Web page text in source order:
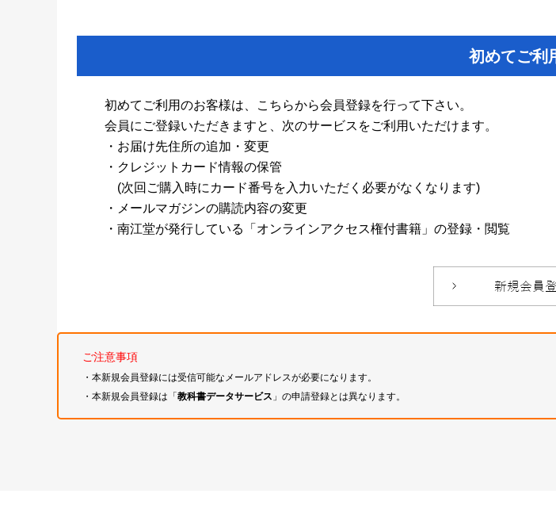
初めてご利
初めてご利用のお客様は、こちらから会員登録を行って下さい。
会員にご登録いただきますと、次のサービスをご利用いただけます。
・お届け先住所の追加・変更
・クレジットカード情報の保管
(次回ご購入時にカード番号を入力いただく必要がなくなります)
・メールマガジンの購読内容の変更
・南江堂が発行している「オンラインアクセス権付書籍」の登録・閲覧
ご注意事項
・本新規会員登録には受信可能なメールアドレスが必要になります。
・本新規会員登録は「教科書データサービス 」の申請登録とは異なります。